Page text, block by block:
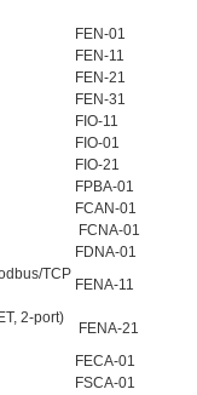
FEN-01
FEN-11
FEN-21
FEN-31
FIO-11
FIO-01
FIO-21
FPBA-01
FCAN-01
FCNA-01
FDNA-01
TCP
FENA-11
2-port)
FENA-21
FECA-01
FSCA-01